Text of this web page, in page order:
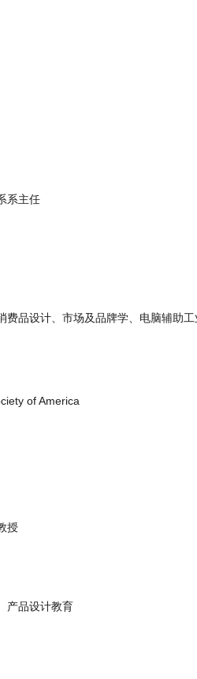
系主任
费品设计、市场及品牌学、电脑辅助
of America
授
产品设计教育